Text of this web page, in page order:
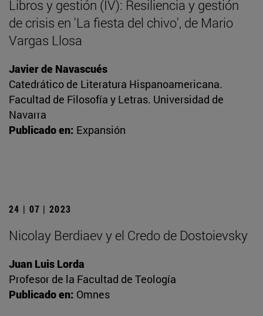
Libros y gestión (IV): Resiliencia y gestión
de crisis en 'La fiesta del chivo', de Mario
Vargas Llosa
Javier de Navascués
Catedrático de Literatura Hispanoamericana.
Facultad de Filosofía y Letras. Universidad de
Navarra
Publicado en: Expansión
24 | 07 | 2023
Nicolay Berdiaev y el Credo de Dostoievsky
Juan Luis Lorda
Profesor de la Facultad de Teología
Publicado en: Omnes